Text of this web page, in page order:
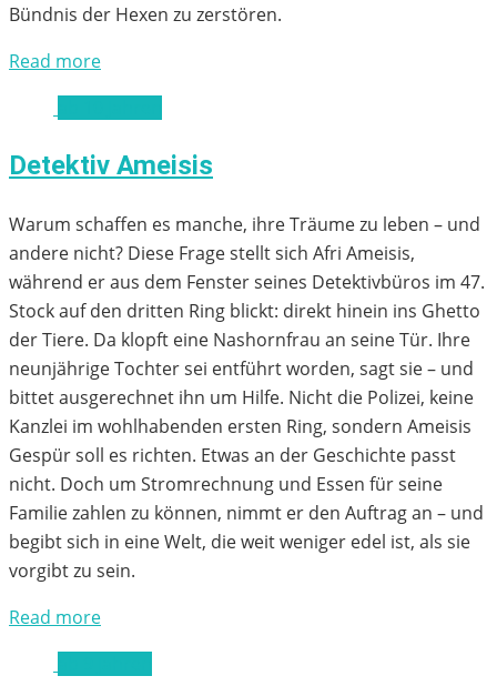
Bündnis der Hexen zu zerstören.
Read more
Detektiv Ameisis
Warum schaffen es manche, ihre Träume zu leben – und
andere nicht? Diese Frage stellt sich Afri Ameisis,
während er aus dem Fenster seines Detektivbüros im 47.
Stock auf den dritten Ring blickt: direkt hinein ins Ghetto
der Tiere. Da klopft eine Nashornfrau an seine Tür. Ihre
neunjährige Tochter sei entführt worden, sagt sie – und
bittet ausgerechnet ihn um Hilfe. Nicht die Polizei, keine
Kanzlei im wohlhabenden ersten Ring, sondern Ameisis
Gespür soll es richten. Etwas an der Geschichte passt
nicht. Doch um Stromrechnung und Essen für seine
Familie zahlen zu können, nimmt er den Auftrag an – und
begibt sich in eine Welt, die weit weniger edel ist, als sie
vorgibt zu sein.
Read more